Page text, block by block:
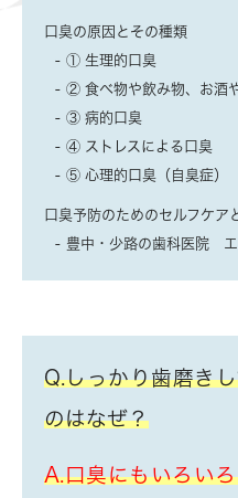
口臭の原因とその種類
① 生理的口臭
② 食べ物や飲み物、お酒
③ 病的口臭
④ ストレスによる口臭
⑤ 心理的口臭（自臭症）
口臭予防のためのセルフケア
豊中・少路の歯科医院 エ
Q.しっかり歯磨き
のはなぜ？
A.口臭にもいろい